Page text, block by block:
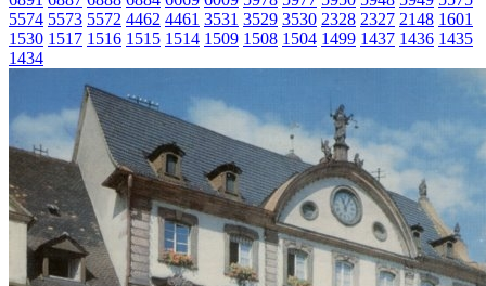
5574 5573 5572 4462 4461 3531 3529 3530 2328 2327 2148 1601
1530 1517 1516 1515 1514 1509 1508 1504 1499 1437 1436 1435
1434